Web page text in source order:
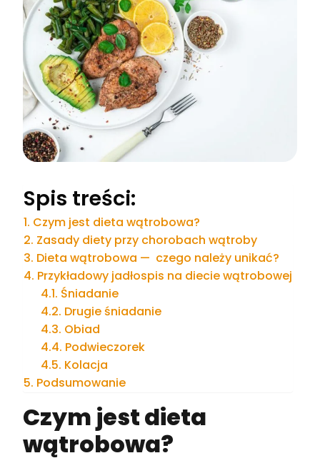
Spis treści:
Czym jest dieta wątrobowa?
Zasady diety przy chorobach wątroby
Dieta wątrobowa — czego należy unikać?
Przykładowy jadłospis na diecie wątrobowej
Śniadanie
Drugie śniadanie
Obiad
Podwieczorek
Kolacja
Podsumowanie
Czym jest dieta
wątrobowa?